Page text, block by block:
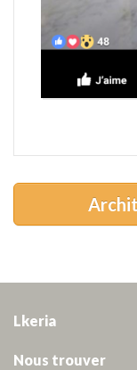
Lkeria
Nous trouver